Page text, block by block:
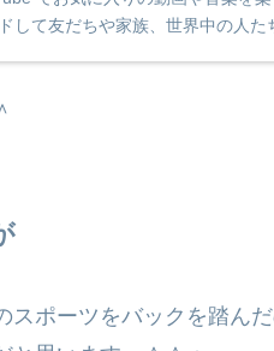
して友だちや家族、世界中の人た
スポーツをバックを踏ん